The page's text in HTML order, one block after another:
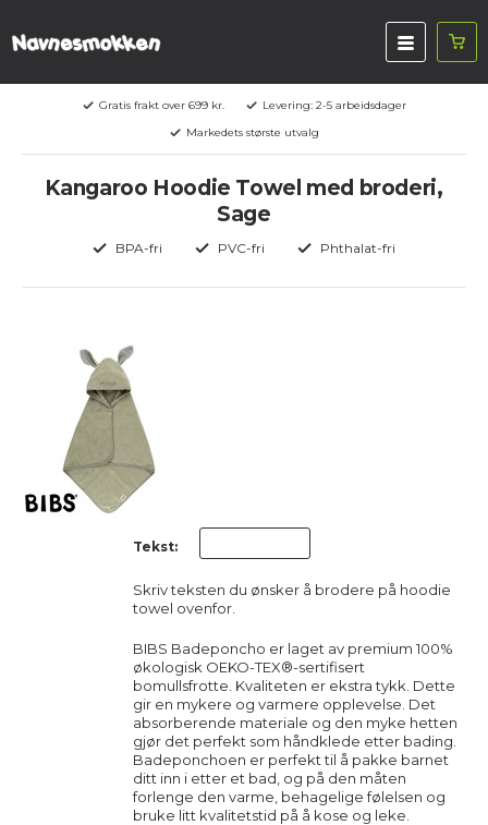
Gratis frakt over 699 kr.
Levering: 2-5 arbeidsdager
Markedets største utvalg
Kangaroo Hoodie Towel med broderi,
Sage
BPA-fri PVC-fri Phthalat-fri
Tekst:
Skriv teksten du ønsker å brodere på hoodie
towel ovenfor.
BIBS Badeponcho er laget av premium 100%
økologisk OEKO-TEX®-sertifisert
bomullsfrotte. Kvaliteten er ekstra tykk. Dette
gir en mykere og varmere opplevelse. Det
absorberende materiale og den myke hetten
gjør det perfekt som håndklede etter bading.
Badeponchoen er perfekt til å pakke barnet
ditt inn i etter et bad, og på den måten
forlenge den varme, behagelige følelsen og
bruke litt kvalitetstid på å kose og leke.